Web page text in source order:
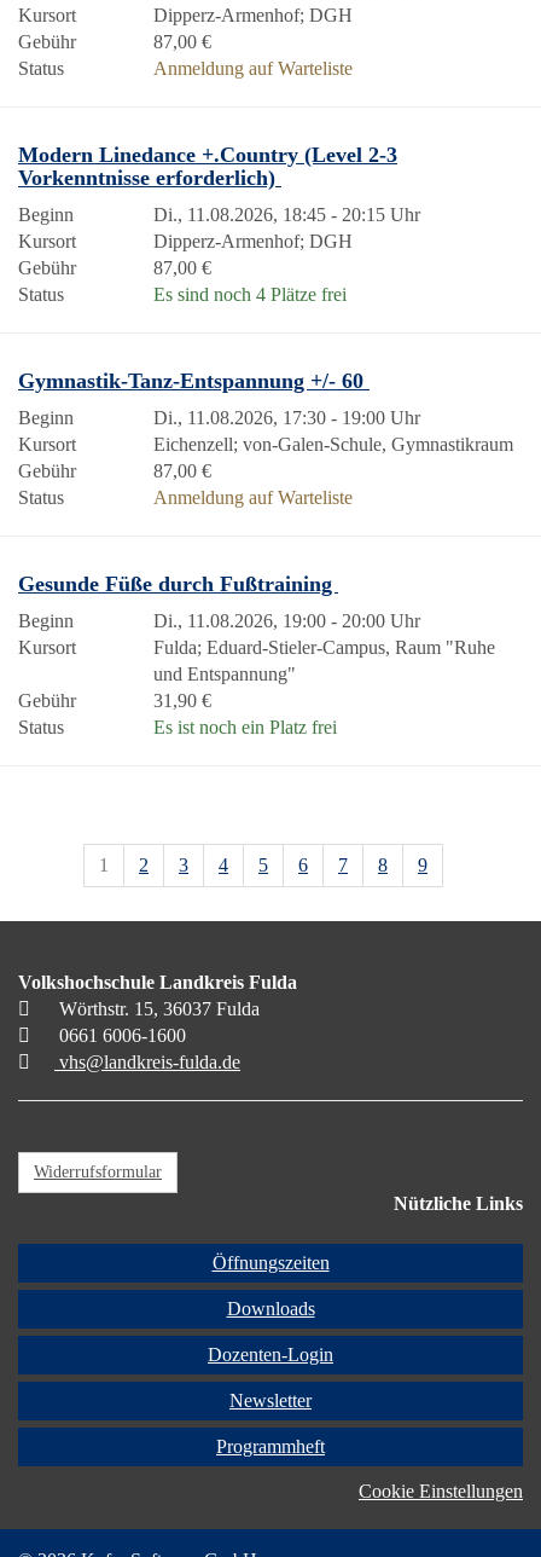
Kursort
Dipperz-Armenhof; DGH
Gebühr
87,00 €
Status
Anmeldung auf Warteliste
Modern Linedance +.Country (Level 2-3
Vorkenntnisse erforderlich)
Beginn
Di., 11.08.2026, 18:45 - 20:15 Uhr
Kursort
Dipperz-Armenhof; DGH
Gebühr
87,00 €
Status
Es sind noch 4 Plätze frei
Gymnastik-Tanz-Entspannung +/- 60
Beginn
Di., 11.08.2026, 17:30 - 19:00 Uhr
Kursort
Eichenzell; von-Galen-Schule, Gymnastikraum
Gebühr
87,00 €
Status
Anmeldung auf Warteliste
Gesunde Füße durch Fußtraining
Beginn
Di., 11.08.2026, 19:00 - 20:00 Uhr
Kursort
Fulda; Eduard-Stieler-Campus, Raum "Ruhe
und Entspannung"
Gebühr
31,90 €
Status
Es ist noch ein Platz frei
1 2 3 4 5 6 7 8 9
Volkshochschule Landkreis Fulda
Wörthstr. 15, 36037 Fulda
0661 6006-1600
vhs@landkreis-fulda.de
Widerrufsformular
Nützliche Links
Öffnungszeiten
Downloads
Dozenten-Login
Newsletter
Programmheft
Cookie Einstellungen